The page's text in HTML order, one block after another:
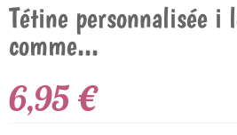
Tétine personnalisée i
comme...
6,95 €